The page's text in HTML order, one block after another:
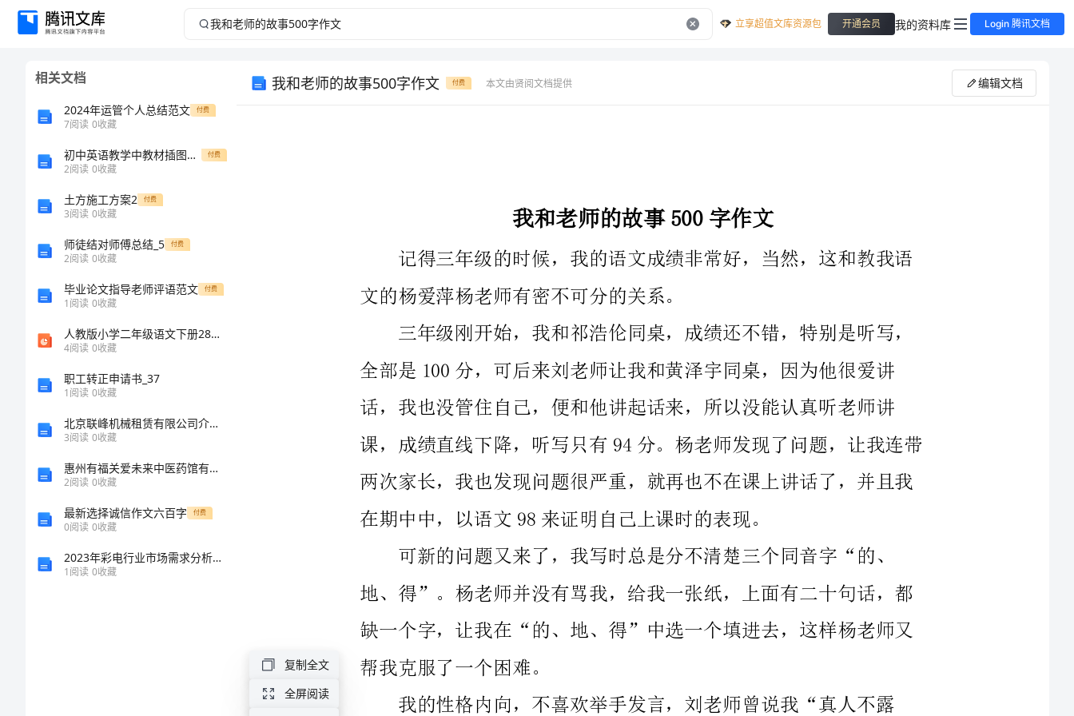
我
立享超值文库资源包 开通会员 我的资料库 Login 腾讯文档
相关文档
2024年运管个人总结范文 付费
7阅读 0收藏
初中英语教学中教材插图的运用 付费
2阅读 0收藏
土方施工方案2 付费
3阅读 0收藏
师徒结对师傅总结_5 付费
2阅读 0收藏
毕业论文指导老师评语范文 付费
1阅读 0收藏
人教版小学二年级语文下册28丑小鸭教学课件
4阅读 0收藏
职工转正申请书_37
1阅读 0收藏
北京联峰机械租赁有限公司介绍企业发展分析报告
3阅读 0收藏
惠州有福关爱未来中医药馆有限公司介绍企业发展分析报告
2阅读 0收藏
最新选择诚信作文六百字 付费
0阅读 0收藏
2023年彩电行业市场需求分析报告及未来五至十年行业预测报告
1阅读 0收藏
我和老师的故事500字作文 付费 本文由贤阅文档提供 编辑文档
么都不会似的，为了证明自己也很棒，便举手发言了……
了，我认真复习，终于在暑假前几天，以全年级第一的99分，完成
文的杨爱萍杨老师有密不可分的关系。
三年级刚开始，我和祁浩伦同桌，成绩还不错，特别是听写，
两次家长，我也发现问题很严重，就再也不在课上讲话了，并且我
在期中中，以语文98来证明自己上课时的表现。
可新的问题又来了，我写时总是分不清楚三个同音字“的、
缺一个字，让我在“的、地、得”中选一个填进去，这样杨老师又
帮我克服了一个困难。
我的性格内向，不喜欢举手发言，刘老师曾说我“真人不露
复制全文
全屏阅读